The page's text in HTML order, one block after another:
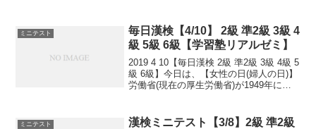
熟語問題などの出来具合が合...
ミニテスト
毎日漢検【4/10】 2級 準2級 3級 4
級 5級 6級【学習塾リアルゼミ】
2019 4 10【毎日漢検 2級 準2級 3級 4級 5
級 6級】今日は、【女性の日(婦人の日)】
労働省(現在の厚生労働省)が1949年に
日。小さなことからコツと...
ミニテスト
漢検ミニテスト【3/8】2級 準2級